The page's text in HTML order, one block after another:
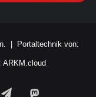
| Portaltechnik von:
ARKM.cloud
Telegram